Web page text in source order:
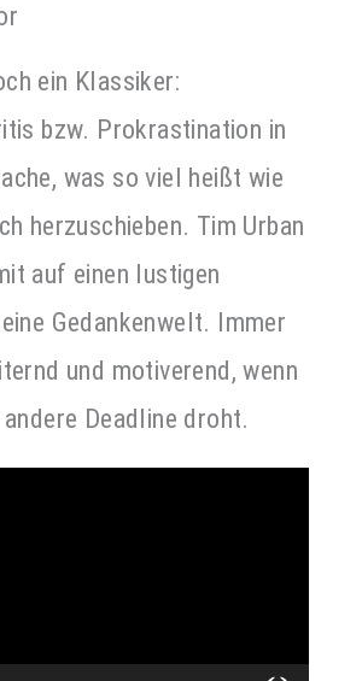
ein Klassiker:
bzw. Prokrastination in
was so viel heißt wie
herzuschieben. Tim Urban
auf einen lustigen
Gedankenwelt. Immer
und motiverend, wenn
Deadline droht.